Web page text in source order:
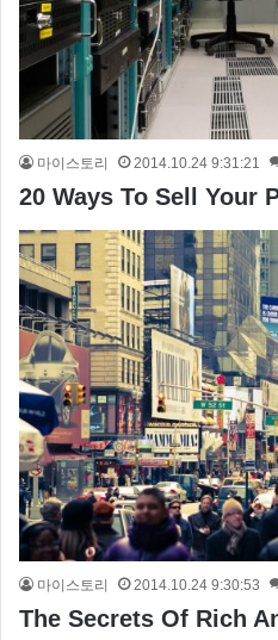
마이스토리 2014.10.24 9:31:21
20 Ways To Sell Your
마이스토리 2014.10.24 9:30:53
The Secrets Of Rich